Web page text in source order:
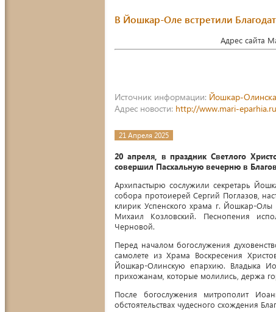
В Йошкар-Оле встретили
Адрес сайта
Источник информации: Йошкар-
Адрес новости: http://www.mari-
21 Апреля 2025
20 апреля, в праздник Светлого
совершил Пасхальную вечерню в
Архипастырю сослужили секретарь
собора протоиерей Сергий Поглазов,
клирик Успенского храма г. Йошкар-
Михаил Козловский. Песнопения
Черновой.
Перед началом богослужения
самолете из Храма Воскресения
Йошкар-Олинскую епархию. Владыка
прихожанам, которые молились, держа
После богослужения митрополит
обстоятельствах чудесного схождения